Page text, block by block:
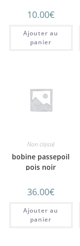
10.00€
Ajouter au
panier
Non classé
bobine passepoil
pois noir
36.00€
Ajouter au
panier